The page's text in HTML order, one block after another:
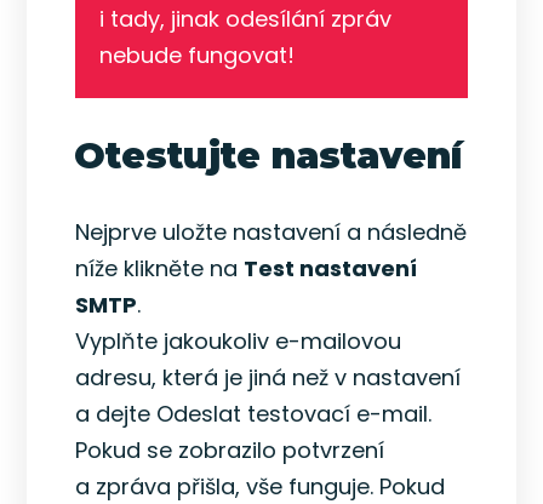
i tady, jinak odesílání zpráv
nebude fungovat!
Otestujte nastavení
Nejprve uložte nastavení a následně
níže klikněte na Test nastavení
SMTP.
Vyplňte jakoukoliv e-mailovou
adresu, která je jiná než v nastavení
a dejte Odeslat testovací e-mail.
Pokud se zobrazilo potvrzení
a zpráva přišla, vše funguje. Pokud